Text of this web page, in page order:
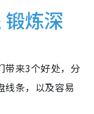
炼深
带来3个好处，分
线条，以及容易